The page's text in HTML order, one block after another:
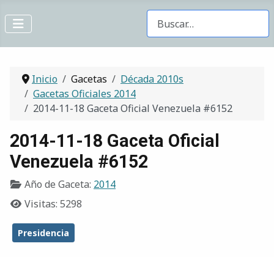
Buscar Gacetas
Inicio Gacetas
Década 2010s
Gacetas Oficiales 2014
2014-11-18 Gaceta Oficial Venezuela #6152
2014-11-18 Gaceta Oficial
Venezuela #6152
Año de Gaceta: 2014
Visitas: 5298
Presidencia